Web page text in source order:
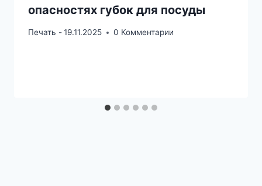
опасностях губок для посуды
Печать -19.11.2025 0 Комментарии